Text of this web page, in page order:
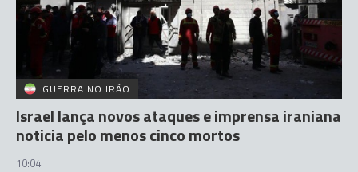
GUERRA NO IRÃO
Israel lança novos ataques e imprensa iraniana
noticia pelo menos cinco mortos
10:04